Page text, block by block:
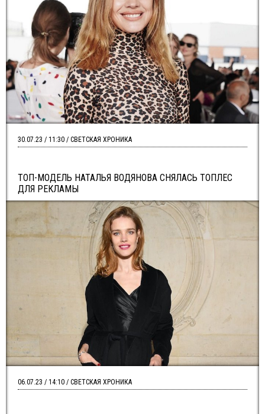
ТОП-МОДЕЛЬ НАТАЛЬЯ ВОДЯНОВА СНЯЛАСЬ ТОПЛЕС
ДЛЯ РЕКЛАМЫ
30.07.23 / 11:30 / СВЕТСКАЯ ХРОНИКА
06.07.23 / 14:10 / СВЕТСКАЯ ХРОНИКА